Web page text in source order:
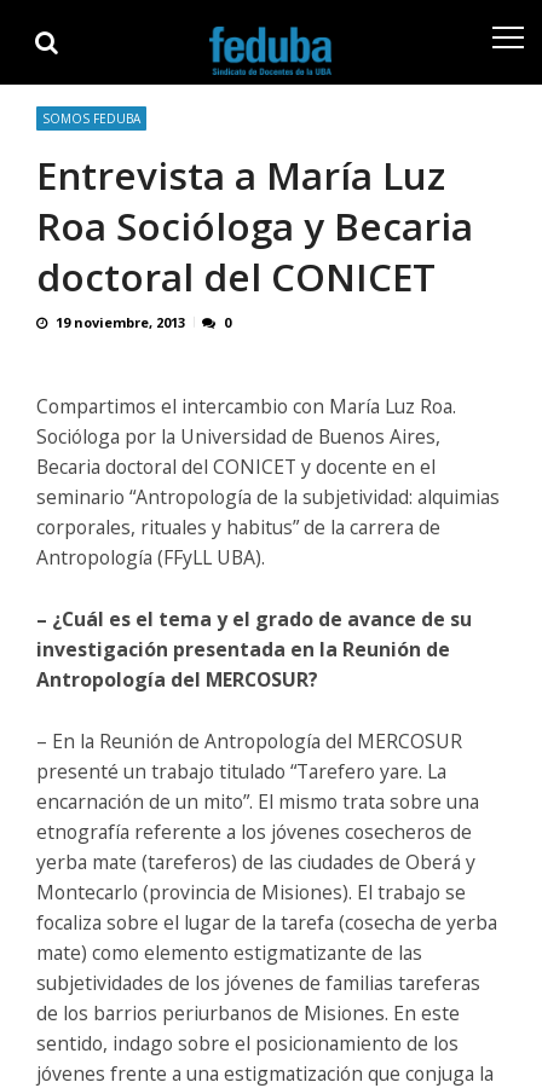
navigation
content
SOMOS FEDUBA
Entrevista a María Luz
Roa Socióloga y Becaria
doctoral del CONICET
19 noviembre, 2013 0
Compartimos el intercambio con María Luz Roa.
Socióloga por la Universidad de Buenos Aires,
Becaria doctoral del CONICET y docente en el
seminario “Antropología de la subjetividad: alquimias
corporales, rituales y habitus” de la carrera de
Antropología (FFyLL UBA).
– ¿Cuál es el tema y el grado de avance de su
investigación presentada en la Reunión de
Antropología del MERCOSUR?
– En la Reunión de Antropología del MERCOSUR
presenté un trabajo titulado “Tarefero yare. La
encarnación de un mito”. El mismo trata sobre una
etnografía referente a los jóvenes cosecheros de
yerba mate (tareferos) de las ciudades de Oberá y
Montecarlo (provincia de Misiones). El trabajo se
focaliza sobre el lugar de la tarefa (cosecha de yerba
mate) como elemento estigmatizante de las
subjetividades de los jóvenes de familias tareferas
de los barrios periurbanos de Misiones. En este
sentido, indago sobre el posicionamiento de los
jóvenes frente a una estigmatización que conjuga la